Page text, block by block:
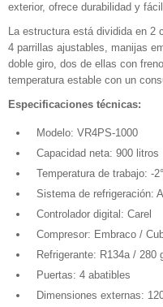
exterior, ofrece durabilidad y
La estructura está dividida en 2
4 parrillas ajustables, manijas
doble giro, dos de ellas con
temperatura estable con un
Especificaciones técnicas:
Modelo: VR4PS-1000
Capacidad neta: 900 litros
Temperatura de trabajo: -
Sistema de refrigeración:
Controlador digital: Carel
Compresor: Embraco /
Refrigerante: R134a / 280
Puertas: 4 abatibles
Dimensiones externas: